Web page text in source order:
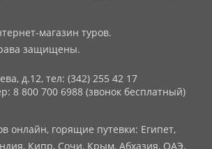
магазин туров.
защищены.
д.12, тел: (342) 255 42 17
8 800 700 6988 (звонок бесплатный)
онлайн, горящие путевки: Египет,
Кипр, Сочи, Крым, Абхазия, ОАЭ,